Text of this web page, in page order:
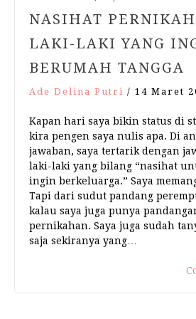
NASIHAT
LAKI-LAKI YANG
BERUMAH TANGGA
Ade Delina Putri / 14 Maret
Kapan hari saya bikin status di
kira pengen saya nulis apa. Di
jawaban, saya tertarik dengan
laki-laki yang bilang “nasihat
ingin berkeluarga.” Saya
Tapi dari sudut pandang
kalau saya juga punya
pernikahan. Saya juga sudah
saja sekiranya yang…